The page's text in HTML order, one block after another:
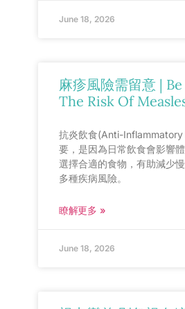
June 18, 2026
麻疹風險需留意 |
The Risk Of
抗炎飲食(Anti-Inflammatory
要，是因為日常飲食會影響體
選擇合適的食物，有助減少
多種疾病風險。
瞭解更多 »
June 18, 2026